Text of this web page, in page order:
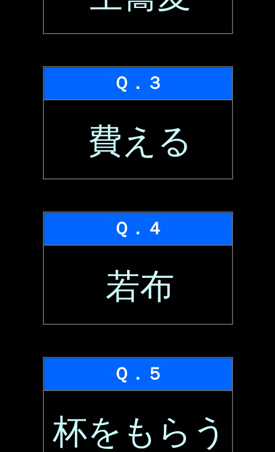
Ｑ．３
費える
Ｑ．４
若布
Ｑ．５
杯をもらう